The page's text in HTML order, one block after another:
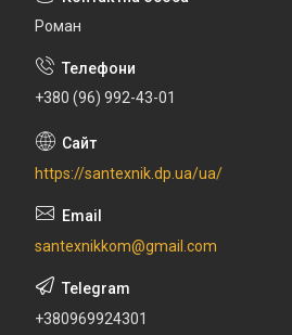
Роман
+380 (96) 992-43-01
https://santexnik.dp.ua/ua/
santexnikkom@gmail.com
+380969924301